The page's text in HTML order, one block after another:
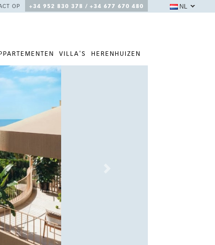
OP +34 952 830 378 / +34 677 670 480
VILLA'S HERENHUIZEN
NL